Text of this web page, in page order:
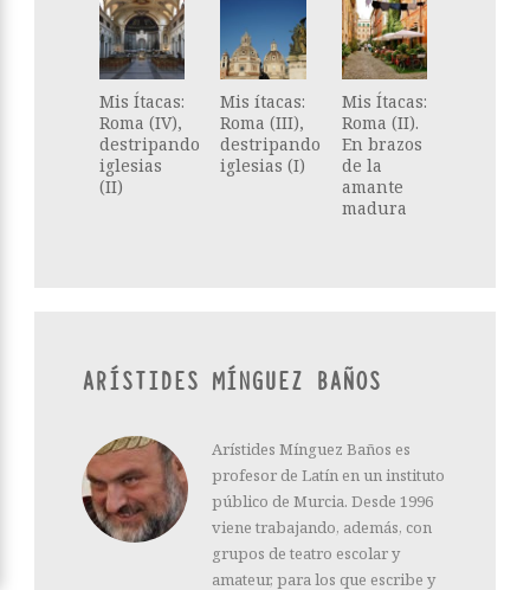
Mis Ítacas:
Roma (IV),
destripando
iglesias
(II)
Mis ítacas:
Roma (III),
destripando
iglesias (I)
Mis Ítacas:
Roma (II).
En brazos
de la
amante
madura
ARÍSTIDES MÍNGUEZ BAÑOS
Arístides Mínguez Baños es
profesor de Latín en un instituto
público de Murcia. Desde 1996
viene trabajando, además, con
grupos de teatro escolar y
amateur, para los que escribe y